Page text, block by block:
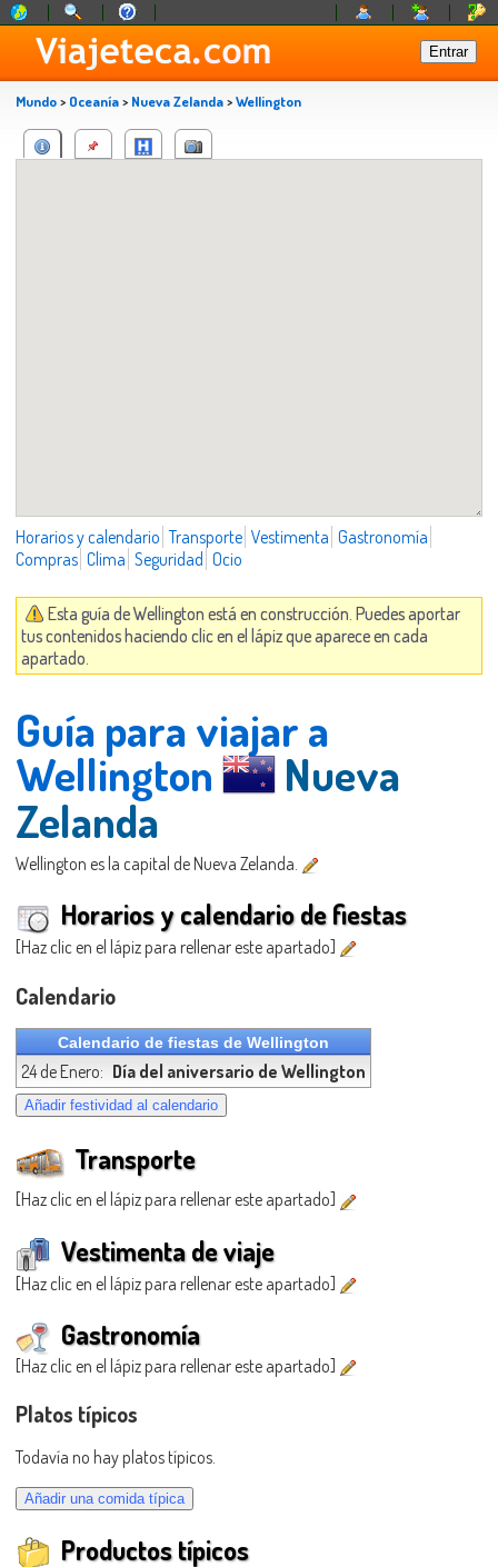
Mundo> Oceanía> Nueva Zelanda>Wellington
Horarios y calendario Transporte Vestimenta Gastronomía
Compras Clima Seguridad Ocio
Esta guía de Wellington está en construcción. Puedes aportar
tus contenidos haciendo clic en el lápiz que aparece en cada
apartado.
Guía para viajar a
Wellington
Nueva
Zelanda
Wellington es la capital de Nueva Zelanda.
Horarios y calendario de fiestas
[Haz clic en el lápiz para rellenar este apartado]
Calendario
Calendario de fiestas de Wellington
24 de Enero: Día del aniversario de Wellington
Transporte
[Haz clic en el lápiz para rellenar este apartado]
Vestimenta de viaje
[Haz clic en el lápiz para rellenar este apartado]
Gastronomía
[Haz clic en el lápiz para rellenar este apartado]
Platos típicos
Todavía no hay platos típicos.
Productos típicos